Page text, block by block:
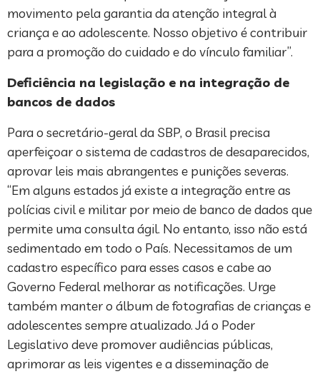
movimento pela garantia da atenção integral à
criança e ao adolescente. Nosso objetivo é contribuir
para a promoção do cuidado e do vínculo familiar”.
Deficiência na legislação e na integração de
bancos de dados
Para o secretário-geral da SBP, o Brasil precisa
aperfeiçoar o sistema de cadastros de desaparecidos,
aprovar leis mais abrangentes e punições severas.
“Em alguns estados já existe a integração entre as
polícias civil e militar por meio de banco de dados que
permite uma consulta ágil. No entanto, isso não está
sedimentado em todo o País. Necessitamos de um
cadastro específico para esses casos e cabe ao
Governo Federal melhorar as notificações. Urge
também manter o álbum de fotografias de crianças e
adolescentes sempre atualizado. Já o Poder
Legislativo deve promover audiências públicas,
aprimorar as leis vigentes e a disseminação de